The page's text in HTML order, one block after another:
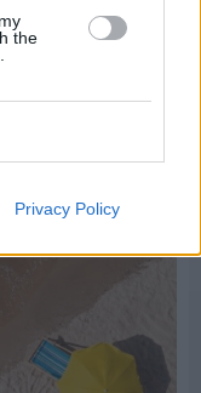
the
Privacy Policy
2026